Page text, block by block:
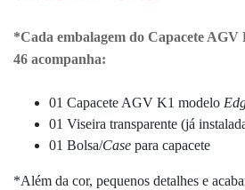
*Cada embalagem do Capacete AGV
46 acompanha:
01 Capacete AGV K1 modelo
01 Viseira transparente (já
01 Bolsa/Case para capacete
*Além da cor, pequenos detalhes e